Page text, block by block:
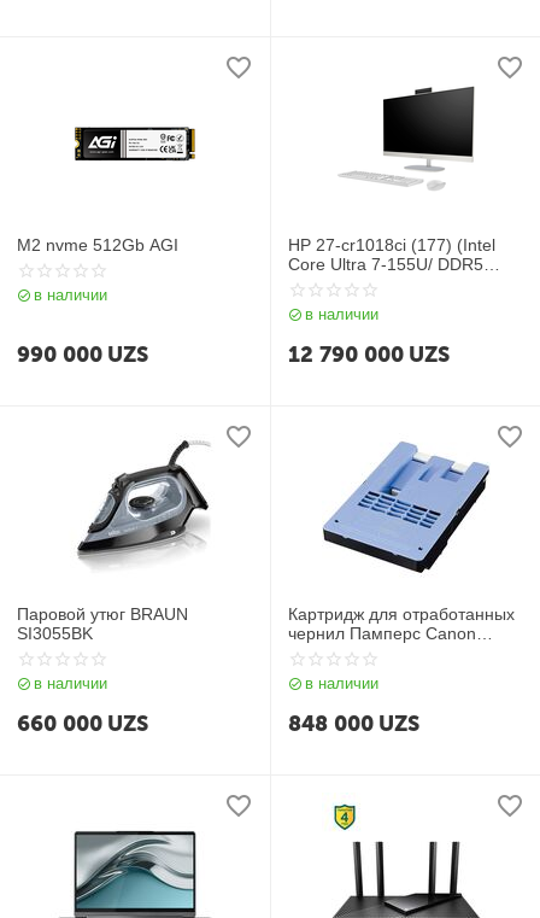
M2 nvme 512Gb AGI
в наличии
990 000 UZS
HP 27-cr1018ci (177) (Intel
Core Ultra 7-155U/ DDR5
16GB/ SSD 512GB/ 27 FHD
IPS/Intel® Iris® Xᶱ Graphics/
wireless key + mouse/ NoOS/
в наличии
12 790 000 UZS
Паровой утюг BRAUN
SI3055BK
в наличии
660 000 UZS
Картридж для отработанных
чернил Памперс Canon
Maintenance Cartridge MC10
для Canon 670/750/770
в наличии
848 000 UZS